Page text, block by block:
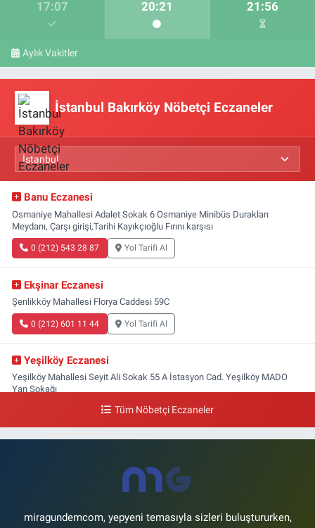
17:07 20:21 21:56
Aylık Vakitler
İstanbul Bakırköy Nöbetçi Eczaneler
Banu Eczanesi
Osmaniye Mahallesi Adalet Sokak 6 Osmaniye Minibüs Durakları
Meydanı, Çarşı girişi,Tarihi Kayıkçıoğlu Fırını karşısı
0 (212) 543 28 87 Yol Tarifi Al
Ekşinar Eczanesi
Şenlikköy Mahallesi Florya Caddesi 59C
0 (212) 601 11 44 Yol Tarifi Al
Yeşilköy Eczanesi
Yeşilköy Mahallesi Seyit Ali Sokak 55 A İstasyon Cad. Yeşilköy MADO
Yan Sokağı
Yol Tarifi Al
Ataköy 3-4-11. Kısım Mahallesi Dr. Remzi Kazancıgil Caddesi Ataköy
4.Kısım Çarşısı No:12 Ataköy 4.Kısım Çarşısı
Tüm Nöbetçi Eczaneler
miragundemcom, yepyeni temasıyla sizleri buluştururken,